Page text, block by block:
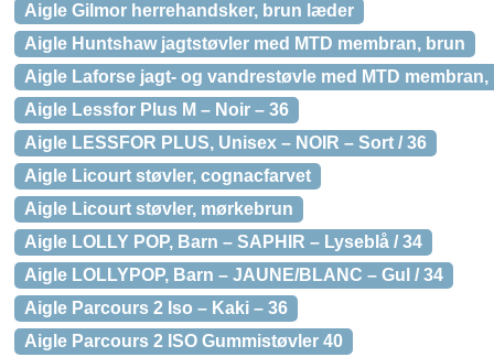
Aigle Gilmor herrehandsker, brun læder
Aigle Huntshaw jagtstøvler med MTD membran, brun
Aigle Laforse jagt- og vandrestøvle med MTD membran,
Aigle Lessfor Plus M – Noir – 36
Aigle LESSFOR PLUS, Unisex – NOIR – Sort / 36
Aigle Licourt støvler, cognacfarvet
Aigle Licourt støvler, mørkebrun
Aigle LOLLY POP, Barn – SAPHIR – Lyseblå / 34
Aigle LOLLYPOP, Barn – JAUNE/BLANC – Gul / 34
Aigle Parcours 2 Iso – Kaki – 36
Aigle Parcours 2 ISO Gummistøvler 40